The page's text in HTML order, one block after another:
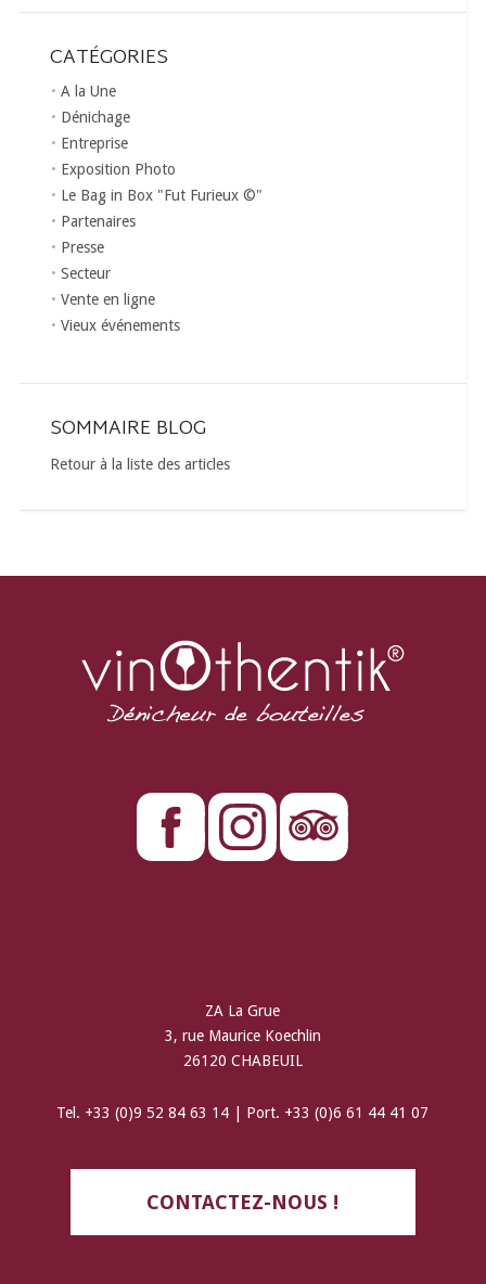
CATÉGORIES
A la Une
Dénichage
Entreprise
Exposition Photo
Le Bag in Box "Fut Furieux ©"
Partenaires
Presse
Secteur
Vente en ligne
Vieux événements
SOMMAIRE BLOG
Retour à la liste des articles
ZA La Grue
3, rue Maurice Koechlin
26120 CHABEUIL
Tel. +33 (0)9 52 84 63 14 | Port. +33 (0)6 61 44 41 07
CONTACTEZ-NOUS !